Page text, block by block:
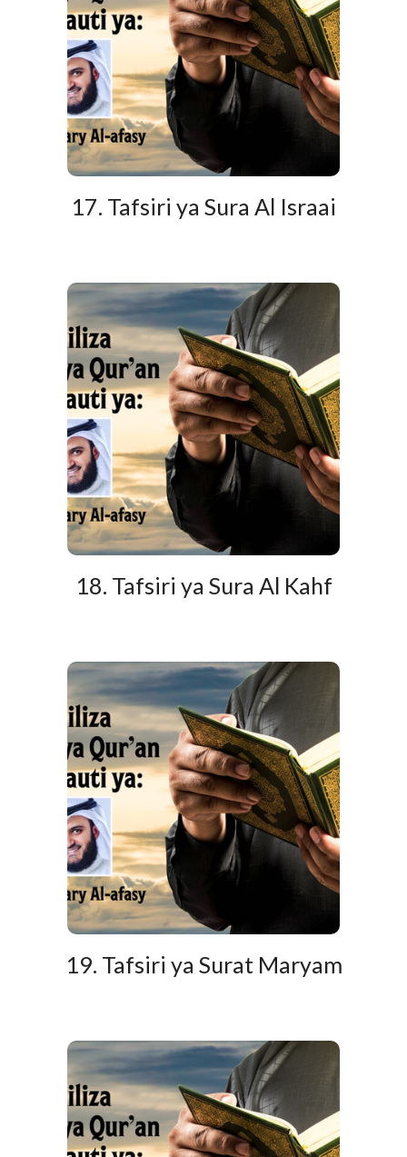
17. Tafsiri ya Sura Al Israai
18. Tafsiri ya Sura Al Kahf
19. Tafsiri ya Surat Maryam